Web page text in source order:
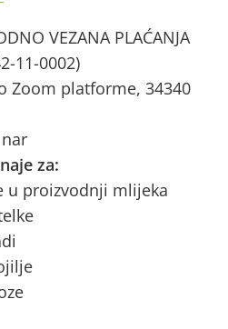
VEZANA PLAĆANJA
11-0002)
Zoom platforme, 34340
za:
u proizvodnji mlijeka